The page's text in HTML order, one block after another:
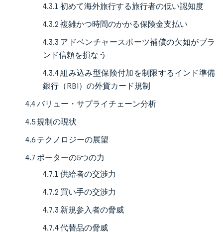
4.3.1 初めて海外旅行する旅行者の低い認知度
4.3.2 複雑かつ時間のかかる保険金支払い
4.3.3 アドベンチャースポーツ補償の欠如がブラ
ンド信頼を損なう
4.3.4 組み込み型保険付加を制限するインド準備
銀行（RBI）の外貨カード規制
4.4 バリュー・サプライチェーン分析
4.5 規制の現状
4.6 テクノロジーの展望
4.7 ポーターの5つの力
4.7.1 供給者の交渉力
4.7.2 買い手の交渉力
4.7.3 新規参入者の脅威
4.7.4 代替品の脅威